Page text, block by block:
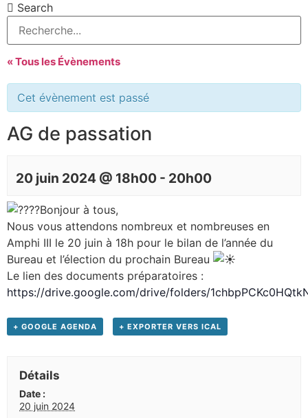
Search
« Tous les Évènements
Cet évènement est passé
AG de passation
20 juin 2024 @ 18h00 - 20h00
Bonjour à tous,
Nous vous attendons nombreux et nombreuses en
Amphi III le 20 juin à 18h pour le bilan de l’année du
Bureau et l’élection du prochain Bureau
Le lien des documents préparatoires :
https://drive.google.com/drive/folders/
+ GOOGLE AGENDA + EXPORTER VERS ICAL
Détails
Date :
20 juin 2024